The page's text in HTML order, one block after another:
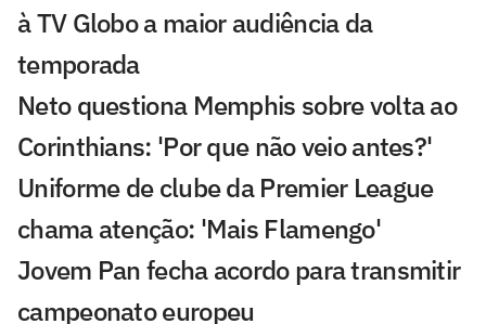
à TV Globo a maior audiência da
temporada
Neto questiona Memphis sobre volta ao
Corinthians: 'Por que não veio antes?'
Uniforme de clube da Premier League
chama atenção: 'Mais Flamengo'
Jovem Pan fecha acordo para transmitir
campeonato europeu